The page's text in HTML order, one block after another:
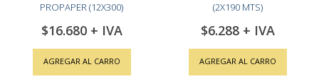
PROPAPER (12X300)
$16.680
AGREGAR AL CARRO
(2X190 MTS)
$6.288
AGREGAR AL CARRO